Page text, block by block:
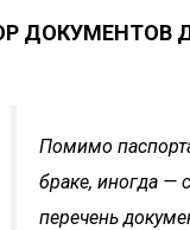
ДОКУМЕНТОВ
Помимо
браке, иногда —
перечень